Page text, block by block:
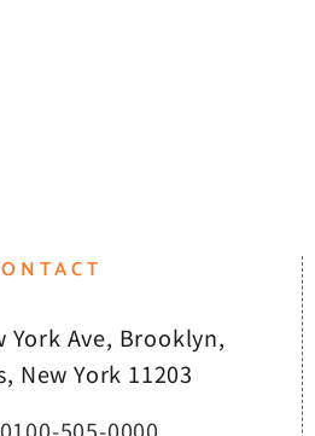
York Ave, Brooklyn,
New York 11203
505-0000